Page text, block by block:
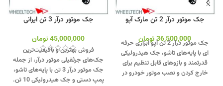
جک موتور درآر 2 تن مارک آپو
36,500,000تومان
جک موتور درآر 2 تن آپو ابزاری حرفه‌
ای با پایه‌های تاشو، جک هیدرولیکی
قدرتمند و بازوهای قابل تنظیم برای
خارج کردن و نصب موتور خودرو در
جک موتور درآر 3 تن ایرانی
45,000,000تومان
فروش بهترین و باکیفیت‌ترین
جک‌های جرثقیلی موتور درآر، از جمله
جک موتور درآر 3 تن با پایه‌های تاشو،
پمپ دستی و جک هیدرولیکی 10 تن.